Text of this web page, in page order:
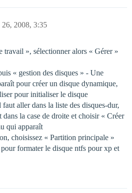
26, 2008, 3:35
travail », sélectionner alors « Gérer »
« gestion des disques » - Une
pour créer un disque dynamique,
pour initialiser le disque
aller dans la liste des disques-dur,
la case de droite et choisir « Créer
qui apparaît
choisissez « Partition principale »
formater le disque ntfs pour xp et